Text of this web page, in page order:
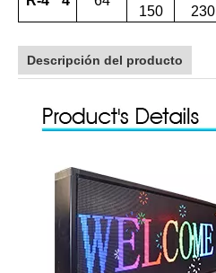
150 230
Descripción del producto